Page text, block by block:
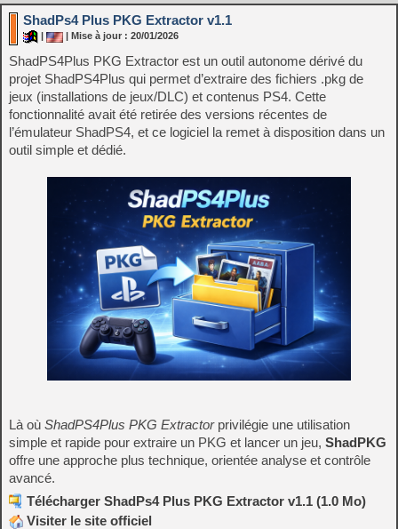
ShadPs4 Plus PKG Extractor v1.1
| Mise à jour : 20/01/2026
ShadPS4Plus PKG Extractor est un outil autonome dérivé du
projet ShadPS4Plus qui permet d’extraire des fichiers .pkg de
jeux (installations de jeux/DLC) et contenus PS4. Cette
fonctionnalité avait été retirée des versions récentes de
l’émulateur ShadPS4, et ce logiciel la remet à disposition dans un
outil simple et dédié.
Là où ShadPS4Plus PKG Extractorprivilégie une utilisation
simple et rapide pour extraire un PKG et lancer un jeu, ShadPKG
offre une approche plus technique, orientée analyse et contrôle
avancé.
Télécharger ShadPs4 Plus PKG Extractor v1.1 (1.0 Mo)
Visiter le site officiel